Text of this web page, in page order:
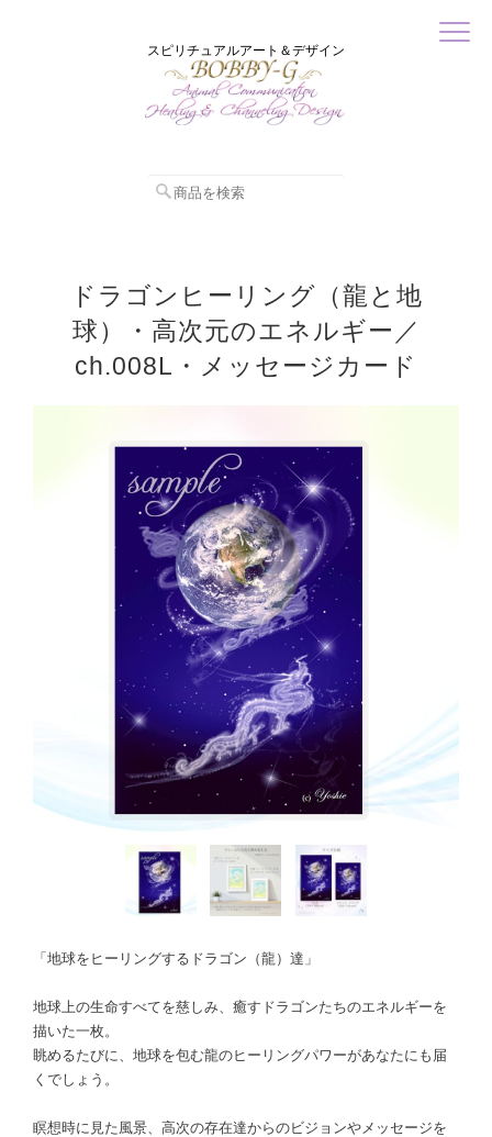
スピリチュアルアート＆デザイン
ドラゴンヒーリング（龍と地
球）・高次元のエネルギー／
ch.008L・メッセージカード
「地球をヒーリングするドラゴン（龍）達」
地球上の生命すべてを慈しみ、癒すドラゴンたちのエネルギーを
描いた一枚。
眺めるたびに、地球を包む龍のヒーリングパワーがあなたにも届
くでしょう。
瞑想時に見た風景、高次の存在達からのビジョンやメッセージを